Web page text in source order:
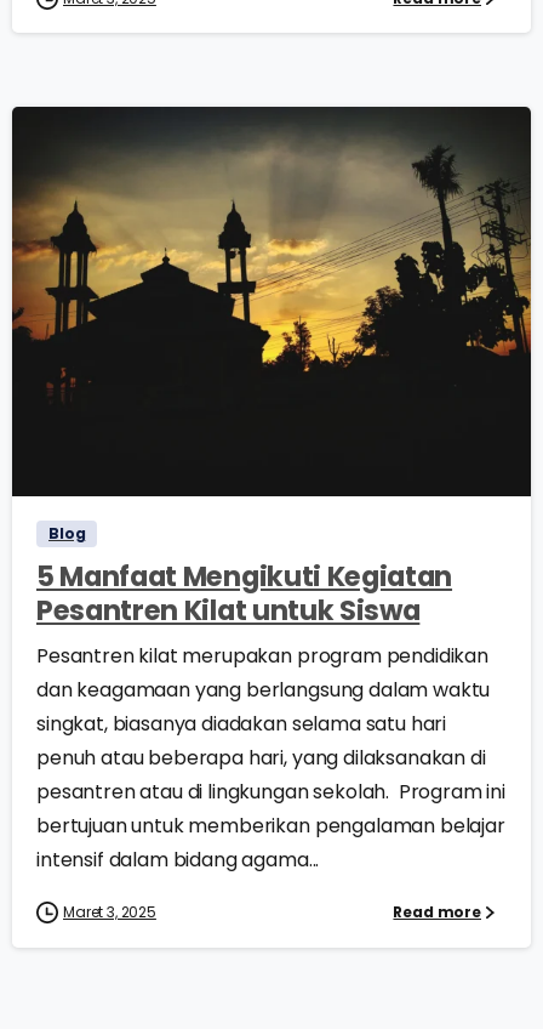
Blog
5 Manfaat Mengikuti Kegiatan
Pesantren Kilat untuk Siswa
Pesantren kilat merupakan program pendidikan
dan keagamaan yang berlangsung dalam waktu
singkat, biasanya diadakan selama satu hari
penuh atau beberapa hari, yang dilaksanakan di
pesantren atau di lingkungan sekolah. Program ini
bertujuan untuk memberikan pengalaman belajar
intensif dalam bidang agama...
Maret 3, 2025 Read more